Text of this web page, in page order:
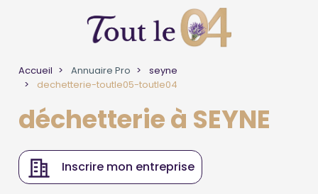
Accueil Annuaire Pro
seyne
dechetterie-toutle05-toutle04
déchetterie à SEYNE
Inscrire mon entreprise